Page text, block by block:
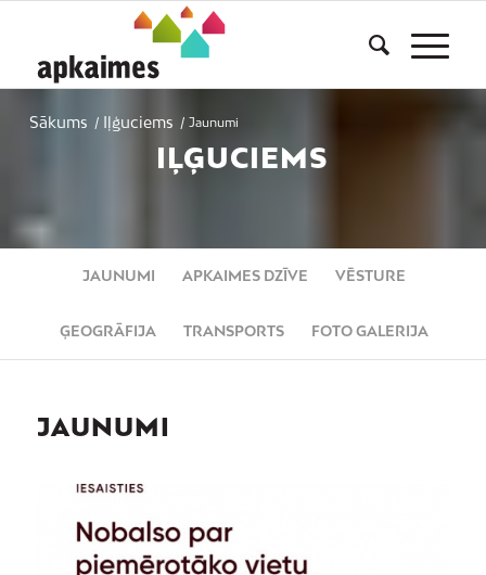
Sākums / Iļģuciems / Jaunumi
IĻĢUCIEMS
JAUNUMI APKAIMES DZĪVE VĒSTURE
ĢEOGRĀFIJA TRANSPORTS FOTO GALERIJA
JAUNUMI